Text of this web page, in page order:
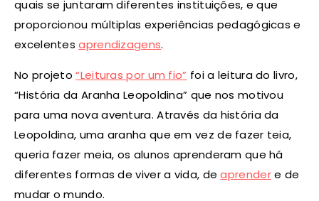
quais se juntaram diferentes instituições, e que
proporcionou múltiplas experiências pedagógicas e
excelentesaprendizagens.
No projeto“Leituras por um fio” foi a leitura do livro,
“História da Aranha Leopoldina” que nos motivou
para uma nova aventura. Através da história da
Leopoldina, uma aranha que em vez de fazer teia,
queria fazer meia, os alunos aprenderam que há
diferentes formas de viver a vida, deaprendere de
mudar o mundo.